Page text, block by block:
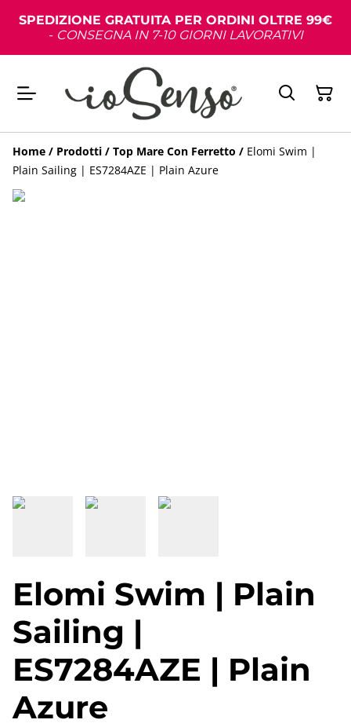
SPEDIZIONE GRATUITA PER ORDINI OLTRE 99€
- CONSEGNA IN 7-10 GIORNI LAVORATIVI
Home / Prodotti / Top Mare Con Ferretto / Elomi Swim |
Plain Sailing | ES7284AZE | Plain Azure
Elomi Swim | Plain
Sailing |
ES7284AZE | Plain
Azure